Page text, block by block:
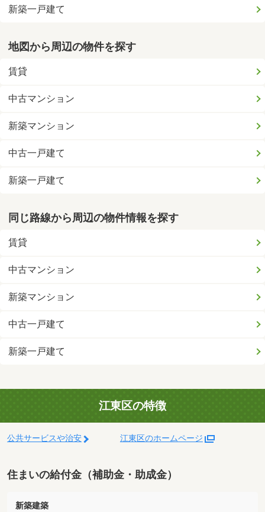
新築一戸建て
地図から周辺の物件を探す
賃貸
中古マンション
新築マンション
中古一戸建て
新築一戸建て
同じ路線から周辺の物件情報を探す
賃貸
中古マンション
新築マンション
中古一戸建て
新築一戸建て
江東区の特徴
公共サービスや治安 江東区のホームページ
住まいの給付金（補助金・助成金）
新築建築